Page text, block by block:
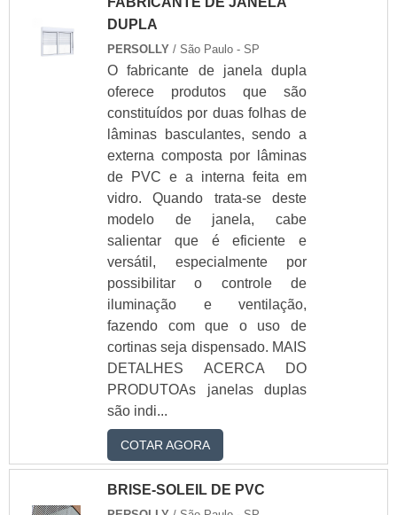
Vidraçaria espelho
Vidraçaria preços
Vidraçaria rj
Vidraçaria zona leste
Vidraçaria zona norte
Box vidro banheiro
Box vidro para banheiro
Box vidro preço
Box vidro temperado
Cobertura de vidro
Comprar box banheiro
Comprar janelas de vidro
Comprar vidro
Comprar vidro temperado
Cortar vidro temperado
Corte de vidro temperado
Empresa de vidros
Envidraçamento de sacada
Espelho para banheiro
DUPLA
PERSOLLY / São Paulo - SP
O fabricante de janela dupla
oferece produtos que são
constituídos por duas folhas de
lâminas basculantes, sendo a
externa composta por lâminas
de PVC e a interna feita em
vidro. Quando trata-se deste
modelo de janela, cabe
salientar que é eficiente e
versátil, especialmente por
possibilitar o controle de
iluminação e ventilação,
fazendo com que o uso de
cortinas seja dispensado. MAIS
DETALHES ACERCA DO
PRODUTOAs janelas duplas
são indi...
COTAR AGORA
BRISE-SOLEIL DE PVC